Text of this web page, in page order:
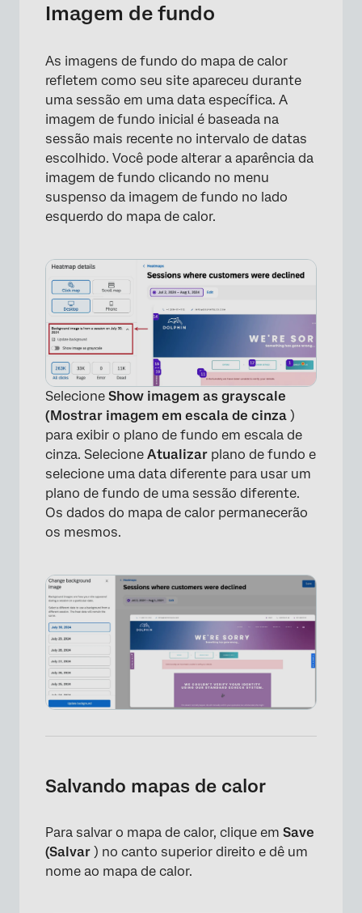
Imagem de fundo
As imagens de fundo do mapa de calor
refletem como seu site apareceu durante
uma sessão em uma data específica. A
imagem de fundo inicial é baseada na
sessão mais recente no intervalo de datas
escolhido. Você pode alterar a aparência da
imagem de fundo clicando no menu
suspenso da imagem de fundo no lado
esquerdo do mapa de calor.
×
Selecione Show imagem as grayscale
(Mostrar imagem em escala de cinza )
para exibir o plano de fundo em escala de
cinza. Selecione Atualizar plano de fundo e
selecione uma data diferente para usar um
plano de fundo de uma sessão diferente.
Os dados do mapa de calor permanecerão
os mesmos.
Salvando mapas de calor
Para salvar o mapa de calor, clique em Save
(Salvar ) no canto superior direito e dê um
nome ao mapa de calor.